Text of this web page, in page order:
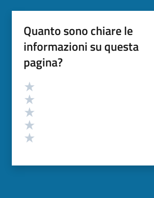
Quanto sono chiare le
informazioni su questa
pagina?
Valutazione